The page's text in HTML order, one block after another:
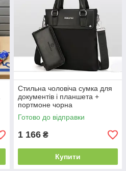
Стильна чоловіча сумка для
документів і планшета +
портмоне чорна
Готово до відправки
1 166 ₴
Купити